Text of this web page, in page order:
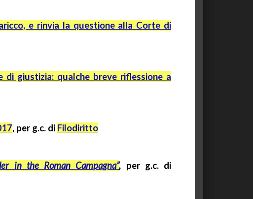
, e rinvia la questione alla Corte di
giustizia: qualche breve riflessione a
, per g.c. di Filodiritto
in theRoman Campagna”, per g.c.di